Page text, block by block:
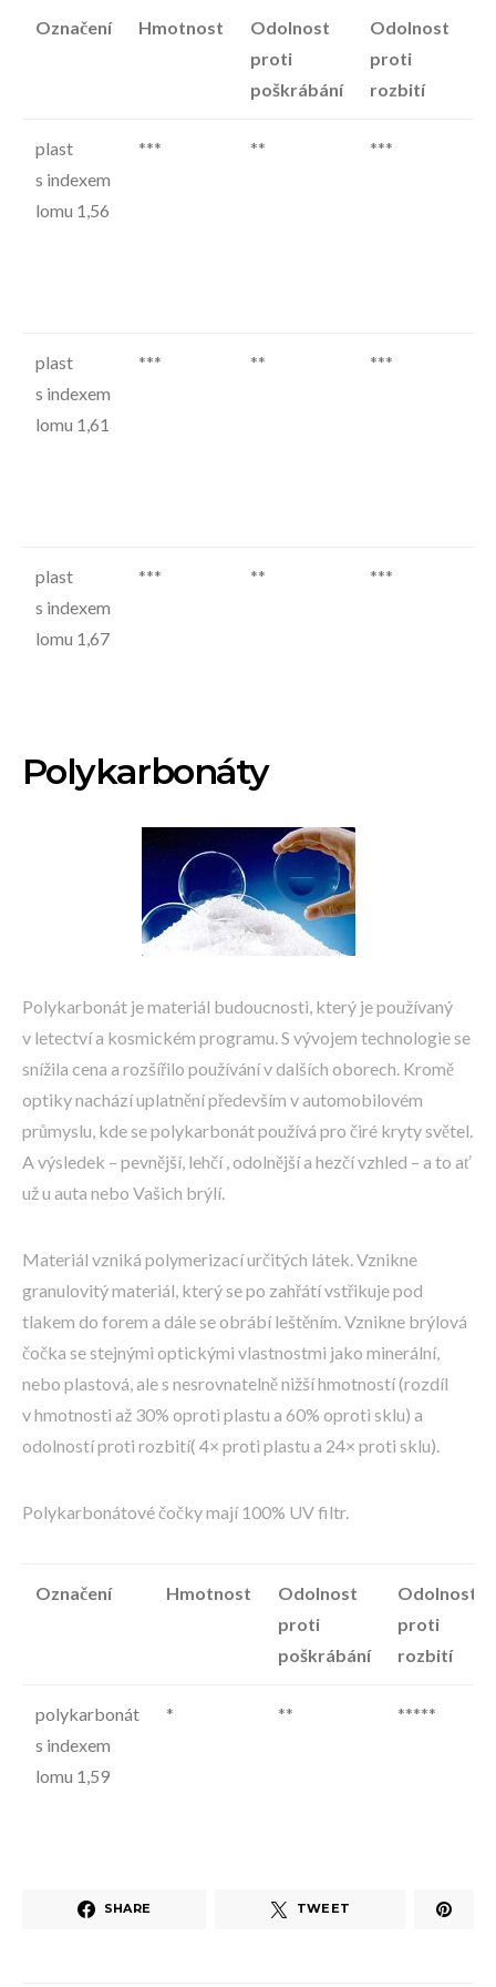
Označení Hmotnost
Odolnost
proti
poškrábání
Odolnost
proti
rozbití
plast
s indexem
lomu 1,56
*** ** ***
plast
s indexem
lomu 1,61
*** ** ***
plast
s indexem
lomu 1,67
*** ** ***
Polykarbonáty
Poly­karbonát je materiál budoucnosti, který je používaný
v letectví a kosmickém programu. S vývojem technologie se
snížila cena a rozšířilo používání v dalších oborech. Kromě
optiky nachází uplatnění především v automobilovém
průmyslu, kde se polykarbonát používá pro čiré kryty světel.
A výsledek – pevnější, lehčí , odolnější a hezčí vzhled – a to ať
už u auta nebo Vašich brýlí.
Materiál vzniká polymerizací určitých látek. Vznikne
granulovitý materiál, který se po zahřátí vstřikuje pod
tlakem do forem a dále se obrábí leštěním. Vznikne brýlová
čočka se stejnými optickými vlastnostmi jako minerální,
nebo plastová, ale s nesrovnatelně nižší hmotností (rozdíl
v hmotnosti až 30% oproti plastu a 60% oproti sklu) a
odolností proti rozbití( 4× proti plastu a 24× proti sklu).
Polykarbonátové čočky mají 100% UV filtr.
Označení Hmotnost
Odolnost
proti
poškrábání
Odolnost
proti
rozbití
polykarbonát
s indexem
lomu 1,59
* ** *****
SHARE TWEET